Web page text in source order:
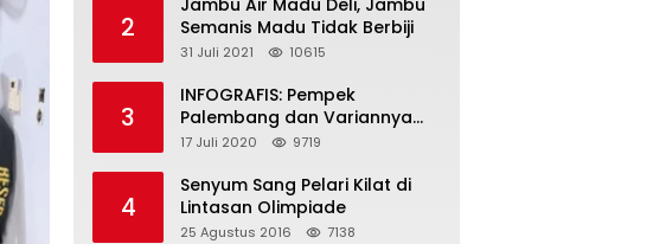
2
Jambu Air Madu Deli, Jambu
Semanis Madu Tidak Berbiji
31 Juli 2021 10615
3
INFOGRAFIS: Pempek
Palembang dan Variannya
yang Melegenda
17 Juli 2020 9719
4
Senyum Sang Pelari Kilat di
Lintasan Olimpiade
25 Agustus 2016 7138